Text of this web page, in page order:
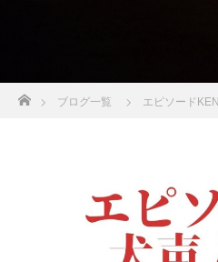
ブログ一覧 エピソード